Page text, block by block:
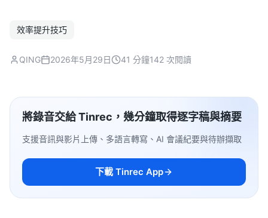
效率提升技巧
QING 2026年5月29日 41 分鐘142 次閱讀
將錄音交給 Tinrec，幾分鐘取得逐字稿與摘要
支援音訊與影片上傳、多語言轉寫、AI 會議紀要與待辦擷取
下載 Tinrec App